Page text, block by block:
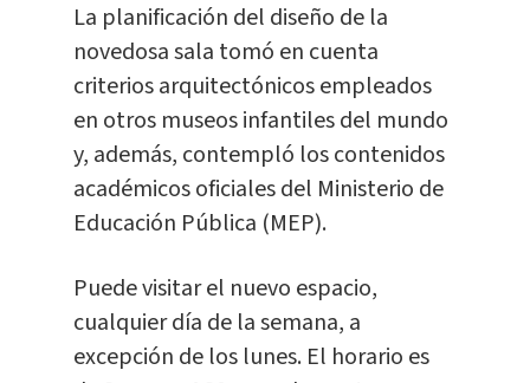
La planificación del diseño de la
novedosa sala tomó en cuenta
criterios arquitectónicos empleados
en otros museos infantiles del mundo
y, además, contempló los contenidos
académicos oficiales del Ministerio de
Educación Pública (MEP).
Puede visitar el nuevo espacio,
cualquier día de la semana, a
excepción de los lunes. El horario es